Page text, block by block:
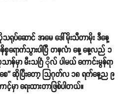
ရုပ်ဆောင် အမေ ဒေါ်မိုးသီတာမိုး ဒီနေ့
ောက်သွားပါပြီ တနင်္လာ နေ့ နေ့လည် ၁
န်မှာ မီးသင်္ဂြ ိုလ် ပါမယ် ကောင်းမွန်ရာ
ေ'' ဆိုပြီးတော့ သြဂုတ်လ ၁၈ ရက်နေ့ည ၉
ာ ရေးထားတာဖြစ်ပါတယ်။